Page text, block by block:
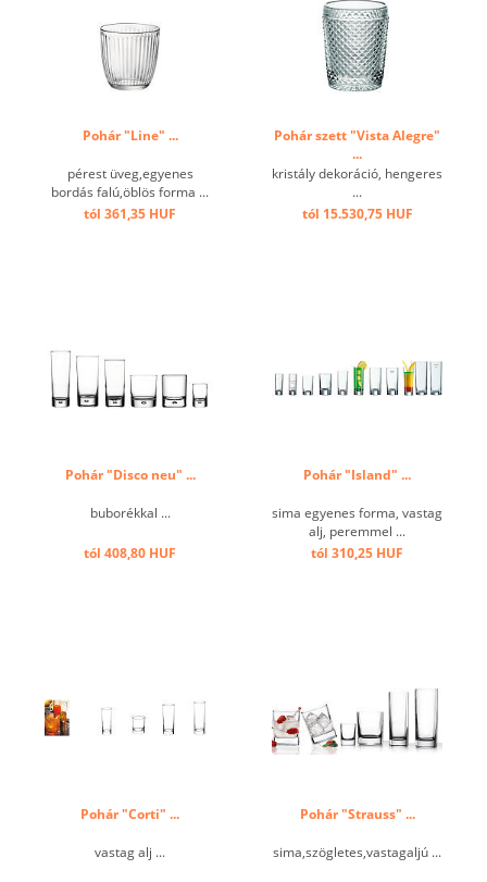
Pohár "Line" ...
pérest üveg,egyenes
bordás falú,öblös forma ...
tól 361,35 HUF
Pohár szett "Vista Alegre"
...
kristály dekoráció, hengeres
...
tól 15.530,75 HUF
Pohár "Disco neu" ...
buborékkal ...
tól 408,80 HUF
Pohár "Island" ...
sima egyenes forma, vastag
alj, peremmel ...
tól 310,25 HUF
Pohár "Corti" ...
vastag alj ...
Pohár "Strauss" ...
sima,szögletes,vastagaljú ...